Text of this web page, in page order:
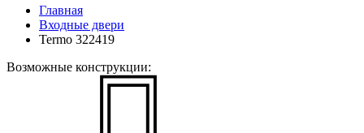
Главная
Входные двери
Termo 322419
Возможные конструкции: